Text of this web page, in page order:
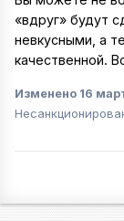
«вдруг» будут
невкусными, а
качественной.
Изменено 16